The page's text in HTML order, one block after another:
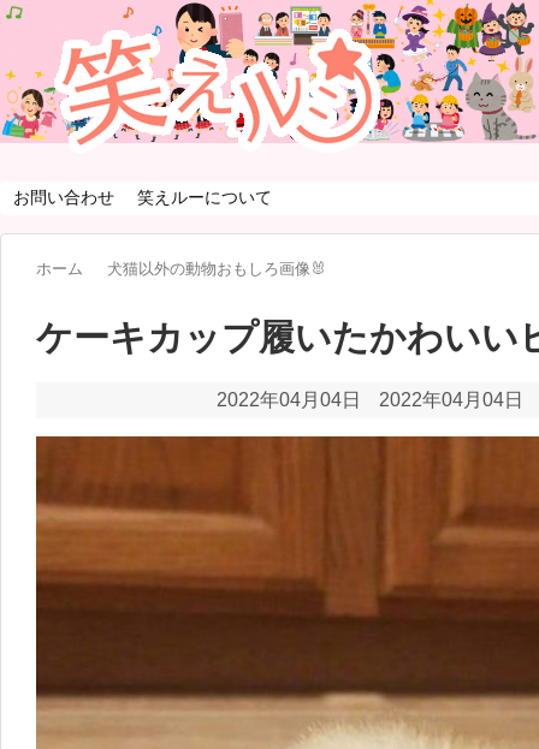
お問い合わせ 笑えルーについて
ホーム 犬猫以外の動物おもしろ画像🐰
ケーキカップ履いたかわいい
2022年04月04日 2022年04月04日